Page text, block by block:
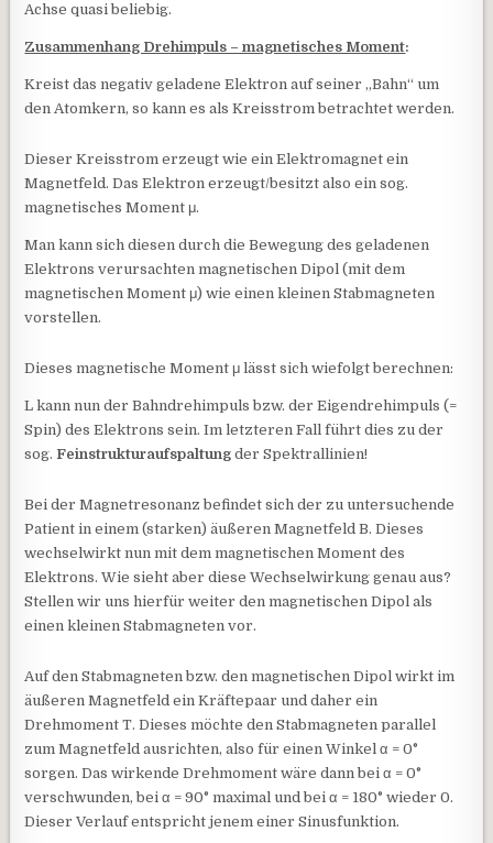
Achse quasi beliebig.
Zusammenhang Drehimpuls – magnetisches Moment:
Kreist das negativ geladene Elektron auf seiner „Bahn“ um
den Atomkern, so kann es als Kreisstrom betrachtet werden.
Dieser Kreisstrom erzeugt wie ein Elektromagnet ein
Magnetfeld. Das Elektron erzeugt/besitzt also ein sog.
magnetisches Moment μ.
Man kann sich diesen durch die Bewegung des geladenen
Elektrons verursachten magnetischen Dipol (mit dem
magnetischen Moment μ) wie einen kleinen Stabmagneten
vorstellen.
Dieses magnetische Moment μ lässt sich wiefolgt berechnen:
L kann nun der Bahndrehimpuls bzw. der Eigendrehimpuls (=
Spin) des Elektrons sein. Im letzteren Fall führt dies zu der
sog.Feinstrukturaufspaltung der Spektrallinien!
Bei der Magnetresonanz befindet sich der zu untersuchende
Patient in einem (starken) äußeren Magnetfeld B. Dieses
wechselwirkt nun mit dem magnetischen Moment des
Elektrons. Wie sieht aber diese Wechselwirkung genau aus?
Stellen wir uns hierfür weiter den magnetischen Dipol als
einen kleinen Stabmagneten vor.
Auf den Stabmagneten bzw. den magnetischen Dipol wirkt im
äußeren Magnetfeld ein Kräftepaar und daher ein
Drehmoment T. Dieses möchte den Stabmagneten parallel
zum Magnetfeld ausrichten, also für einen Winkel α = 0°
sorgen. Das wirkende Drehmoment wäre dann bei α = 0°
verschwunden, bei α = 90° maximal und bei α = 180° wieder 0.
Dieser Verlauf entspricht jenem einer Sinusfunktion.